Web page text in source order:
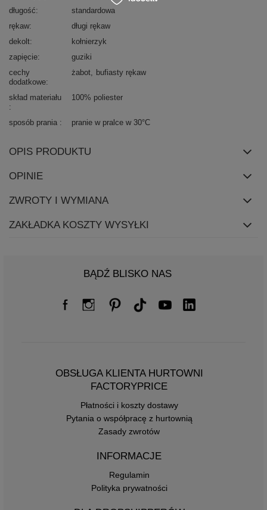
długość
standardowa
rękaw
długi rękaw
dekolt
kołnierzyk
zapięcie
guziki
cechy
dodatkowe
żabot bufiasty rękaw
skład materiału 100% poliester
sposób prania pranie w pralce w 30°C
OPIS PRODUKTU
OPINIE
ZWROTY I WYMIANA
ZAKŁADKA KOSZTY WYSYŁKI
BĄDŹ BLISKO NAS
OBSŁUGA KLIENTA HURTOWNI
FACTORYPRICE
Płatności i koszty dostawy
Pytania o współpracę z hurtownią
Zasady zwrotów
INFORMACJE
Regulamin
Polityka prywatności